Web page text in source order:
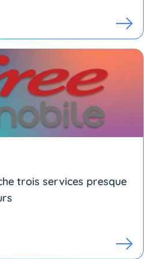
trois services presque